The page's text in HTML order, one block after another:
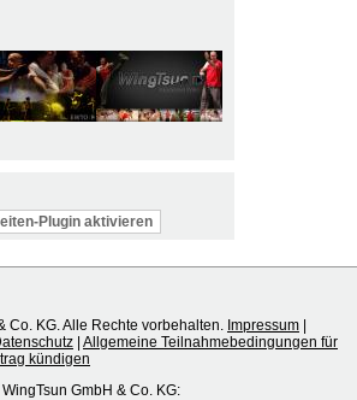
Plugin aktivieren
Co. KG. Alle Rechte vorbehalten. Impressum
Allgemeine Teilnahmebedingungen für
kündigen
GmbH & Co. KG: